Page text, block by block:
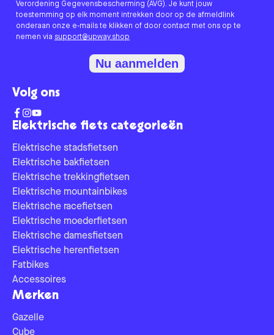
Elektrische fiets categorieën
Elektrische stadsfietsen
Elektrische bakfietsen
Elektrische trekkingfietsen
Elektrische mountainbikes
Elektrische racefietsen
Elektrische moederfietsen
Elektrische damesfietsen
Elektrische herenfietsen
Fatbikes
Accessoires
Merken
Gazelle
Cube
Verordening Gegevensbescherming (AVG). Je kunt jouw
toestemming op elk moment intrekken door op de afmeldlink
onderaan onze e-mails te klikken of door contact met ons op te
nemen via support@upway.shop
Nu aanmelden
Volg ons